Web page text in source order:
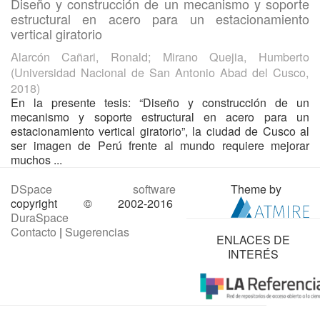
estructural en acero para un estacionamiento
vertical giratorio
Alarcón Cañari, Ronald; Mirano Quejia, Humberto
(Universidad Nacional de San Antonio Abad del Cusco,
2018)
En la presente tesis: “Diseño y construcción de un
mecanismo y soporte estructural en acero para un
estacionamiento vertical giratorio”, la ciudad de Cusco al
ser imagen de Perú frente al mundo requiere mejorar
muchos ...
DSpace software
copyright © 2002-2016
DuraSpace
Contacto | Sugerencias
Theme by
ENLACES DE
INTERÉS